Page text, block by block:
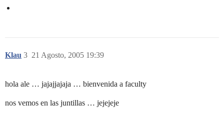
Klau 21 Agosto, 2005 19:39
3
hola ale … jajajjajaja … bienvenida a faculty
nos vemos en las juntillas … jejejeje